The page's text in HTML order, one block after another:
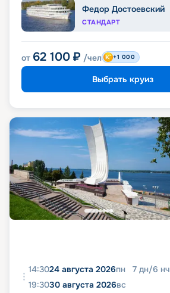
Федор Достоевский
СТАНДАРТ
от 62 100 ₽ /чел +1 000
Выбрать круиз
14:3024 августа 2026пн 7 дн/6 нч
19:3030 августа 2026вс